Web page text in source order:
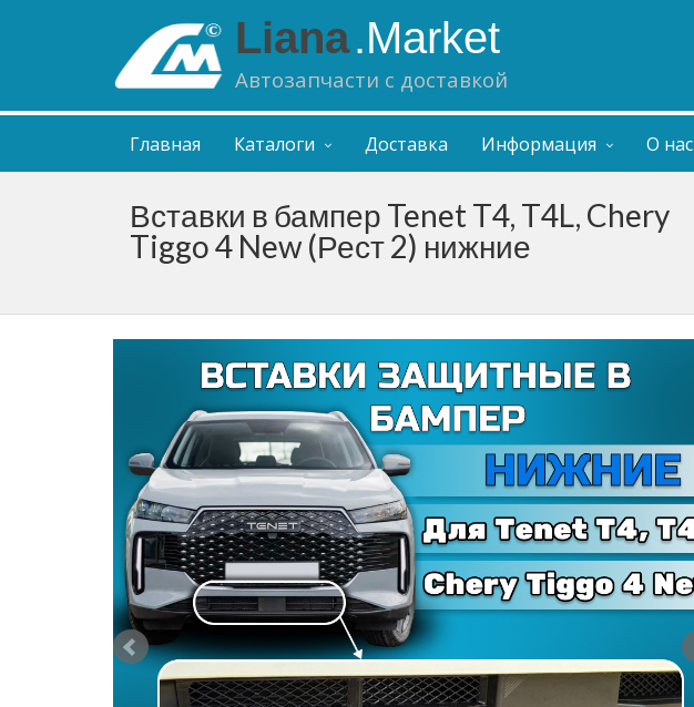
Liana.Market
Автозапчасти с доставкой
Главная Каталоги Доставка Информация О нас
Вставки в бампер Tenet T4, T4L, Chery
Tiggo 4 New (Рест 2) нижние